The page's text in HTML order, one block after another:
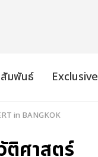
สัมพันธ์ Exclusive
in BANGKOK
ติศาสตร์